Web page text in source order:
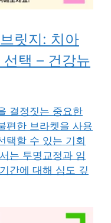
릿지: 치아
택 – 건강뉴
결정짓는 중요한
편한 브라켓을 사용
택할 수 있는 기회
는 투명교정과 임
간에 대해 심도 깊